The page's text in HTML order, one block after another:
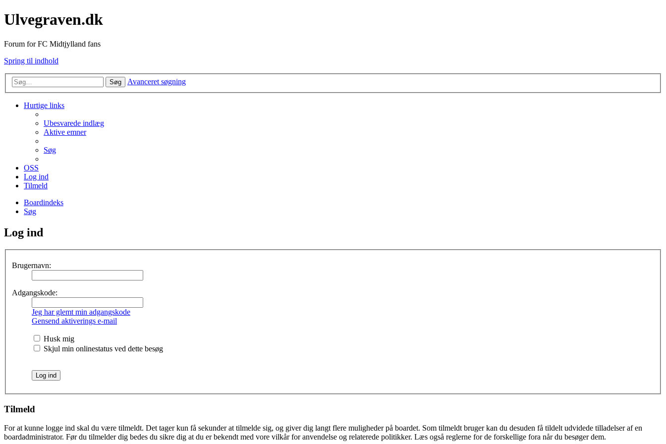
Ulvegraven.dk
Forum for FC Midtjylland fans
Spring til indhold
Søg Avanceret søgning
Hurtige links
Ubesvarede indlæg
Aktive emner
Søg
OSS
Log ind
Tilmeld
Boardindeks
Søg
Log ind
Brugernavn:
Adgangskode:
Jeg har glemt min adgangskode
Gensend aktiverings e-mail
Husk mig
Skjul min onlinestatus ved dette besøg
Tilmeld
For at kunne logge ind skal du være tilmeldt. Det tager kun få sekunder at tilmelde sig, og giver dig langt flere muligheder på boardet. Som tilmeldt bruger kan du desuden få tildelt udvidede tilladelser af en
boardadministrator. Før du tilmelder dig bedes du sikre dig at du er bekendt med vore vilkår for anvendelse og relaterede politikker. Læs også reglerne for de forskellige fora når du besøger dem.